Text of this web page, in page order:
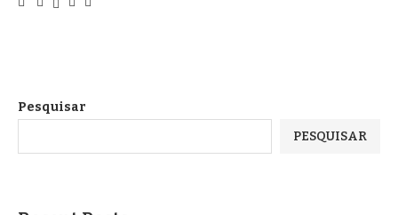
Pesquisar
PESQUISAR